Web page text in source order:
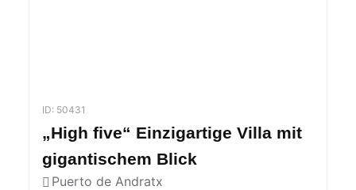
ID: 50431
„High five“ Einzigartige Villa mit
gigantischem Blick
Puerto de Andratx